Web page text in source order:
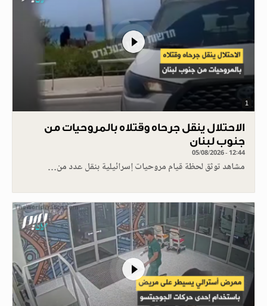
1
الاحتلال ينقل جرحاه وقتلاه بالمروحيات من
جنوب لبنان
05/08/2026 - 12:44
مشاهد توثق لحظة قيام مروحيات إسرائيلية بنقل عدد من…